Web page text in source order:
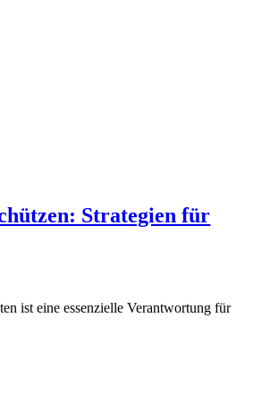
Strategien für
ist eine essenzielle Verantwortung für